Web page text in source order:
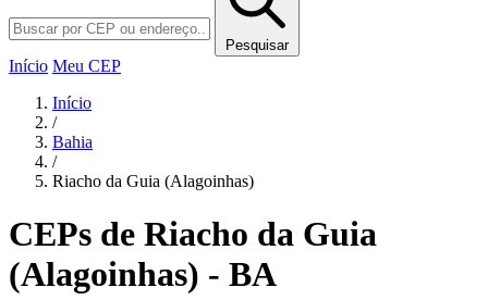
Pesquisar
Início Meu CEP
Início
/
Bahia
/
Riacho da Guia (Alagoinhas)
CEPs de Riacho da Guia
(Alagoinhas) - BA